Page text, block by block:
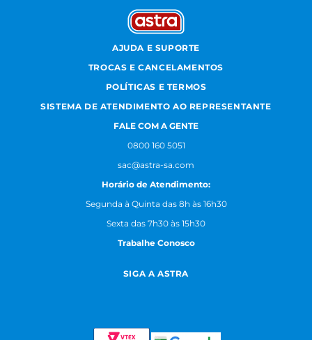
AJUDA E SUPORTE
TROCAS E CANCELAMENTOS
POLÍTICAS E TERMOS
SISTEMA DE ATENDIMENTO AO REPRESENTANTE
FALE COM A GENTE
0800 160 5051
sac@astra-sa.com
Horário de Atendimento:
Segunda à Quinta das 8h às 16h30
Sexta das 7h30 às 15h30
Trabalhe Conosco
SIGA A ASTRA